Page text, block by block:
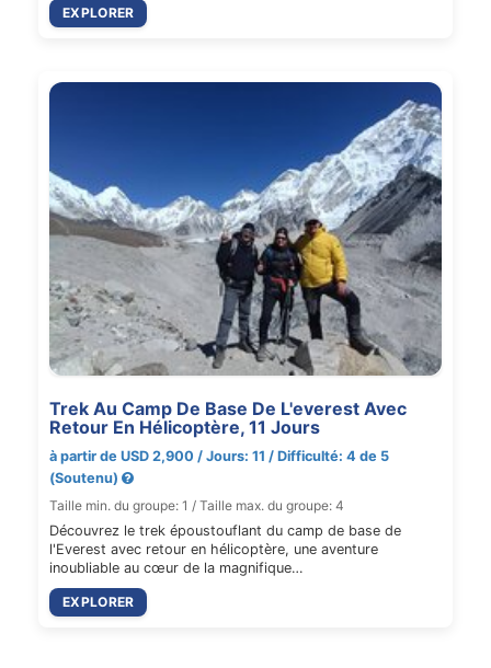
EXPLORER
Trek Au Camp De Base De L'everest Avec
Retour En Hélicoptère, 11 Jours
à partir de USD 2,900 / Jours: 11 / Difficulté: 4 de 5
(Soutenu)
Taille min. du groupe: 1 / Taille max. du groupe: 4
Découvrez le trek époustouflant du camp de base de
l'Everest avec retour en hélicoptère, une aventure
inoubliable au cœur de la magnifique…
EXPLORER